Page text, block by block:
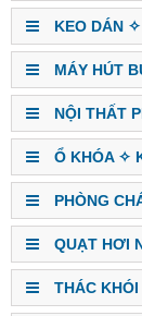
KEO DÁN
MÁY HÚT
NỘI THẤT
Ổ KHÓA ✧
PHÒNG
QUẠT HƠI
THÁC